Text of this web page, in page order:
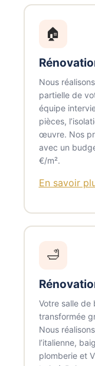
🏠
Nous
partielle de
équipe
pièces,
œuvre. Nos
avec un
€/m².
En savoir
🛁
Votre salle de
transformée
Nous
l’italienne,
plomberie et